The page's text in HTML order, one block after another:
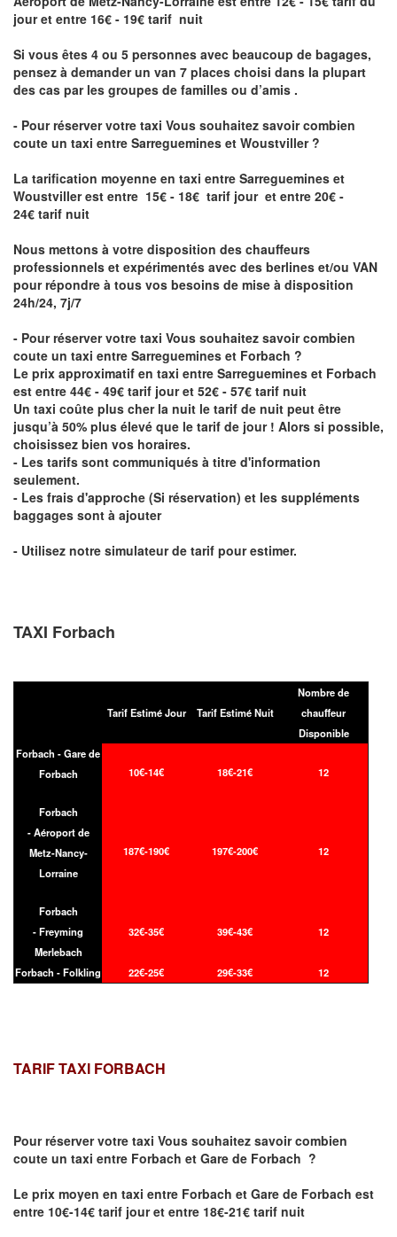
jour et entre 16€ - 19€ tarif nuit
Si vous êtes 4 ou 5 personnes avec beaucoup de bagages,
pensez à demander un van 7 places choisi dans la plupart
des cas par les groupes de familles ou d’amis .
- Pour réserver votre taxi Vous souhaitez savoircombien
coute un taxi entre Sarreguemines et Woustviller ?
La tarification moyenne en taxi entre Sarreguemines et
Woustviller est entre 15€ - 18€ tarif jour et entre 20€ -
24€ tarif nuit
Nous mettons à votre disposition des chauffeurs
professionnels et expérimentés avec des berlines et/ou VAN
pour répondre à tous vos besoins de mise à disposition
24h/24, 7j/7
- Pour réserver votre taxi Vous souhaitez savoircombien
coute un taxi entre Sarreguemines et Forbach ?
Le prix approximatif en taxi entre Sarreguemines et Forbach
est entre 44€ - 49€ tarif jour et 52€ - 57€ tarif nuit
Un taxi coûte plus cher la nuit le tarif de nuit peut être
jusqu’à 50% plus élevé que le tarif de jour ! Alors si possible,
choisissez bien vos horaires.
- Les tarifs sont communiqués à titre d'information
seulement.
- Les frais d'approche (Si réservation) et les suppléments
baggages sont à ajouter
- Utilisez notre simulateur de tarif pour estimer.
TAXI Forbach
Tarif Estimé Jour Tarif Estimé Nuit
Nombre de
chauffeur
Disponible
Forbach - Gare de
Forbach
10€-14€ 18€-21€ 12
Forbach
- Aéroport de
Metz-Nancy-
Lorraine
187€-190€ 197€-200€ 12
Forbach
- Freyming
Merlebach
32€-35€ 39€-43€ 12
Forbach - Folkling 22€-25€ 29€-33€ 12
TARIF TAXI FORBACH
Pour réserver votre taxi Vous souhaitez savoircombien
coute un taxi entre Forbach et Gare de Forbach ?
Le prix moyen en taxi entre Forbach et Gare de Forbach est
entre 10€-14€ tarif jour et entre 18€-21€ tarif nuit